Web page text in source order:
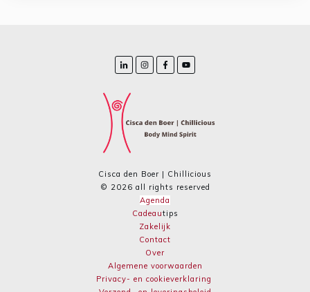
Agenda
Cadeautips
Zakelijk
Contact
Over
Algemene voorwaarden
Privacy- en cookieverklaring
Cisca den Boer | Chillicious
© 2026 all rights reserved